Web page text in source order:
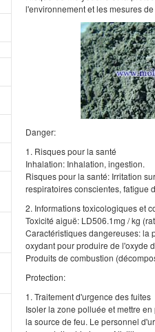
l'environnement et les mesures
Danger:
1. Risques pour la santé
Inhalation: Inhalation, ingestion.
Risques pour la santé: Irritation
respiratoires conscientes, fatigue
2. Informations toxicologiques et
Toxicité aiguë: LD506.1mg / kg
Caractéristiques dangereuses: la
oxydant pour produire de l'oxyde
Produits de combustion
Protection:
1. Traitement d'urgence des fuites
Isoler la zone polluée et mettre
la source de feu. Le personnel